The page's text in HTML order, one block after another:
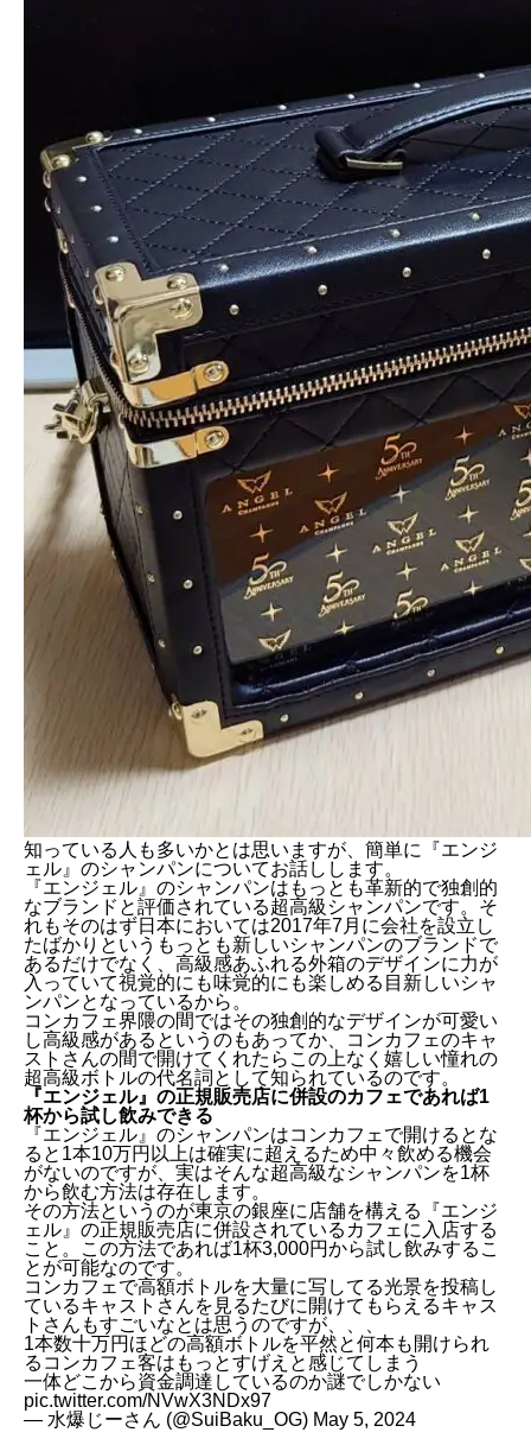
知っている人も多いかとは思いますが、簡単に『エンジ
ェル』のシャンパンについてお話しします。
『エンジェル』のシャンパンはもっとも革新的で独創的
なブランドと評価されている超高級シャンパンです。そ
れもそのはず日本においては2017年7月に会社を設立し
たばかりというもっとも新しいシャンパンのブランドで
あるだけでなく、高級感あふれる外箱のデザインに力が
入っていて視覚的にも味覚的にも楽しめる目新しいシャ
ンパンとなっているから。
コンカフェ界隈の間ではその独創的なデザインが可愛い
し高級感があるというのもあってか、コンカフェのキャ
ストさんの間で開けてくれたらこの上なく嬉しい憧れの
超高級ボトルの代名詞として知られているのです。
『エンジェル』の正規販売店に併設のカフェであれば1
杯から試し飲みできる
『エンジェル』のシャンパンはコンカフェで開けるとな
ると1本10万円以上は確実に超えるため中々飲める機会
がないのですが、実はそんな超高級なシャンパンを1杯
から飲む方法は存在します。
その方法というのが東京の銀座に店舗を構える『エンジ
ェル』の正規販売店に併設されているカフェに入店する
こと。この方法であれば1杯3,000円から試し飲みするこ
とが可能なのです。
コンカフェで高額ボトルを大量に写してる光景を投稿し
ているキャストさんを見るたびに開けてもらえるキャス
トさんもすごいなとは思うのですが、、、
1本数十万円ほどの高額ボトルを平然と何本も開けられ
るコンカフェ客はもっとすげえと感じてしまう
一体どこから資金調達しているのか謎でしかない
pic.twitter.com/NVwX3NDx97
— 水爆じーさん (@SuiBaku_OG) May 5, 2024